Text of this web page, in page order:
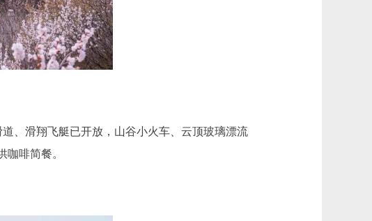
、滑翔飞艇已开放，山谷小火车、云顶玻璃漂流
啡简餐。